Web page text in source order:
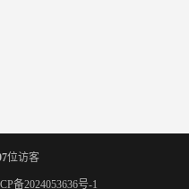
位访客
备2024053636号-1